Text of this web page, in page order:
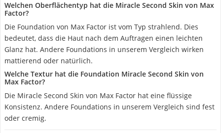
Welchen Oberflächentyp hat die Miracle Second Skin von Max
Factor?
Die Foundation von Max Factor ist vom Typ strahlend. Dies
bedeutet, dass die Haut nach dem Auftragen einen leichten
Glanz hat. Andere Foundations in unserem Vergleich wirken
mattierend oder natürlich.
Welche Textur hat die Foundation Miracle Second Skin von
Max Factor?
Die Miracle Second Skin von Max Factor hat eine flüssige
Konsistenz. Andere Foundations in unserem Vergleich sind fest
oder cremig.